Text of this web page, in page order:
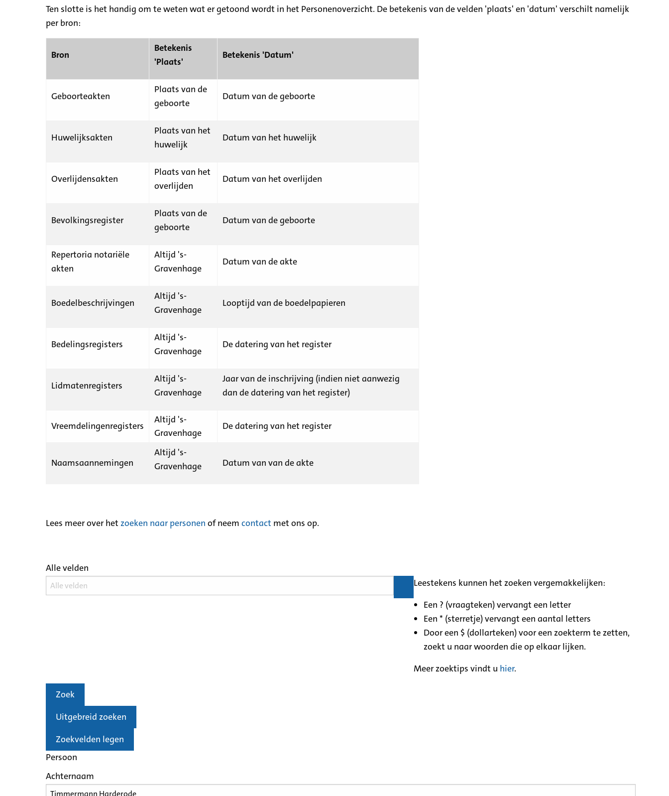
Ten slotte is het handig om te weten wat er getoond wordt in het Personenoverzicht. De betekenis van de velden 'plaats' en 'datum' verschilt namelijk
per bron:
Bron
Betekenis
'Plaats'
Betekenis 'Datum'
Geboorteakten
Plaats van de
geboorte
Datum van de geboorte
Huwelijksakten
Plaats van het
huwelijk
Datum van het huwelijk
Overlijdensakten
Plaats van het
overlijden
Datum van het overlijden
Bevolkingsregister
Plaats van de
geboorte
Datum van de geboorte
Repertoria notariële
akten
Altijd 's-
Gravenhage
Datum van de akte
Boedelbeschrijvingen
Altijd 's-
Gravenhage
Looptijd van de boedelpapieren
Bedelingsregisters
Altijd 's-
Gravenhage
De datering van het register
Lidmatenregisters
Altijd 's-
Gravenhage
Jaar van de inschrijving (indien niet aanwezig
dan de datering van het register)
Vreemdelingenregisters
Altijd 's-
Gravenhage
De datering van het register
Naamsaannemingen
Altijd 's-
Gravenhage
Datum van van de akte
Lees meer over het zoeken naar personen of neem contact met ons op.
Alle velden
Leestekens kunnen het zoeken vergemakkelijken:
Een ? (vraagteken) vervangt een letter
Een * (sterretje) vervangt een aantal letters
Door een $ (dollarteken) voor een zoekterm te zetten,
zoekt u naar woorden die op elkaar lijken.
Meer zoektips vindt u hier.
Zoek
Uitgebreid zoeken
Zoekvelden legen
Persoon
Achternaam